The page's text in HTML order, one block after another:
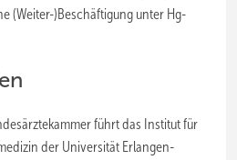
(Weiter-)Beschäftigung unter Hg-
führt das Institut für
der Universität Erlangen-